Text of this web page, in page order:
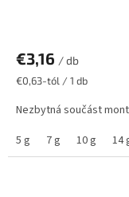
€3,16 / db
Egységár:
€0,63-tól / 1 db
Nezbytná součást
5 g
7 g 10 g 14